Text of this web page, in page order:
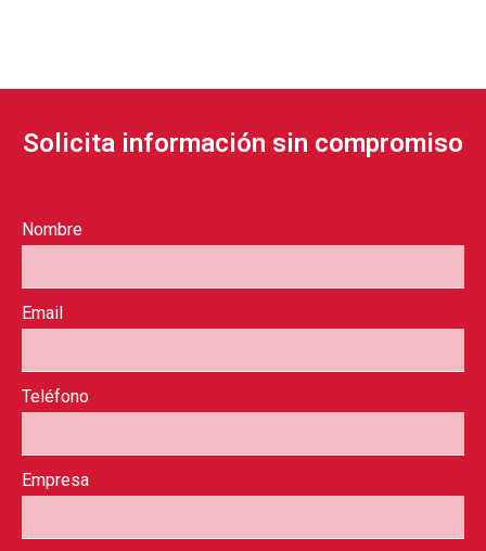
Solicita información sin compromiso
Nombre
Email
Teléfono
Empresa